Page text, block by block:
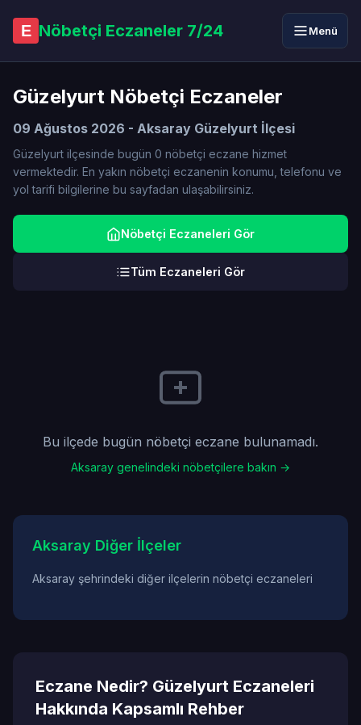
E Nöbetçi Eczaneler 7/24 Menü
Güzelyurt Nöbetçi Eczaneler
09 Ağustos 2026 - Aksaray Güzelyurt İlçesi
Güzelyurt ilçesinde bugün 0 nöbetçi eczane hizmet
vermektedir. En yakın nöbetçi eczanenin konumu, telefonu ve
yol tarifi bilgilerine bu sayfadan ulaşabilirsiniz.
Nöbetçi Eczaneleri Gör
Tüm Eczaneleri Gör
Bu ilçede bugün nöbetçi eczane bulunamadı.
Aksaray genelindeki nöbetçilere bakın →
Aksaray Diğer İlçeler
Aksaray şehrindeki diğer ilçelerin nöbetçi eczaneleri
Eczane Nedir? Güzelyurt Eczaneleri
Hakkında Kapsamlı Rehber